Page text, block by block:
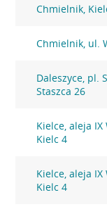
Chmielnik,
Chmielnik, ul.
Daleszyce, pl.
Staszca 26
Kielce, aleja IX
Kielc 4
Kielce, aleja IX
Kielc 4